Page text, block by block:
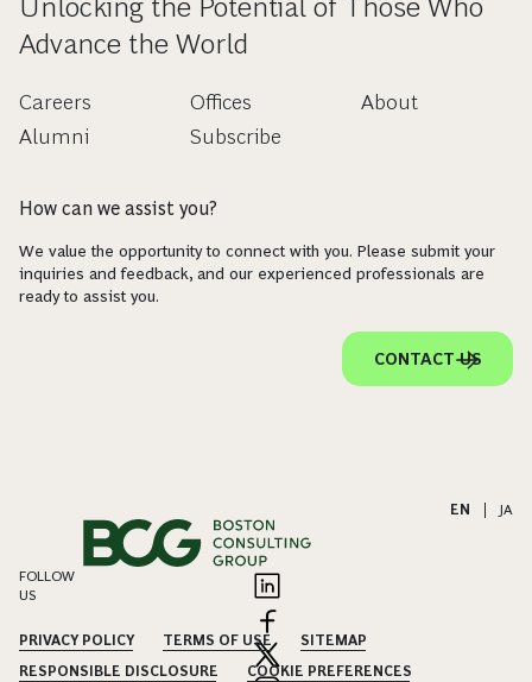
Unlocking the Potential of Those Who
Advance the World
Careers
Alumni
Offices
Subscribe
About
How can we assist you?
We value the opportunity to connect with you. Please submit your
inquiries and feedback, and our experienced professionals are
ready to assist you.
CONTACT US
EN JA
FOLLOW
US
PRIVACY POLICY TERMS OF USE
SITEMAP
RESPONSIBLE DISCLOSURE
COOKIE PREFERENCES